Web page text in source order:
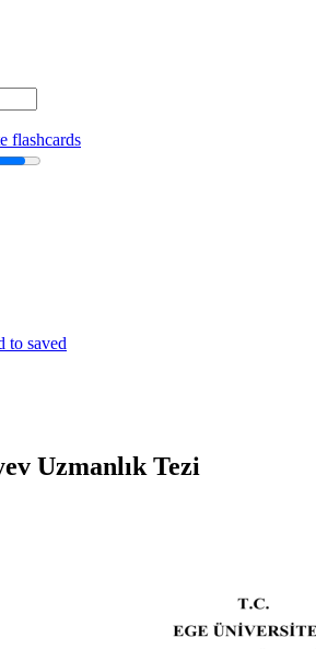
flashcards
to saved
Uzmanlık Tezi